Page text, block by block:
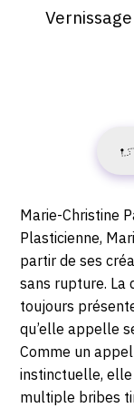
Vernissage
Vernissage
de
Lanneau,
75005
Paris
Description,
horaires...
Marie-Christine
Plasticienne,
partir de ses
sans rupture. La
toujours
qu’elle appelle
Comme un
instinctuelle, elle
multiple bribes